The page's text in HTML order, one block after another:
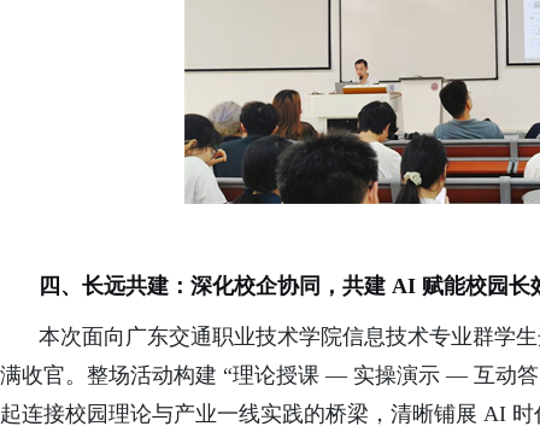
四、长远共建：深化校企协同，共建 AI 赋能校园长
本次面向广东交通职业技术学院信息技术专业群学
满收官。整场活动构建 “理论授课 — 实操演示 — 互动
起连接校园理论与产业一线实践的桥梁，清晰铺展 AI